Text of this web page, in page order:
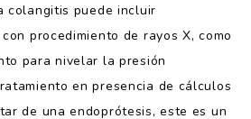
colangitis puede incluir
procedimiento de rayos X, como
para nivelar la presión
en presencia de cálculos
de una endoprótesis, este es un